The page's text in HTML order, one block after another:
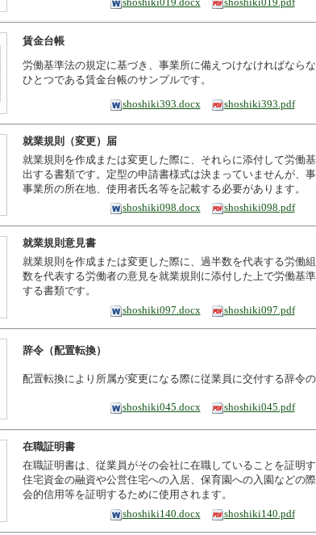
賃金台帳
労働基準法の規定に基づき、事業所に備えつけなければなら
ひとつである賃金台帳のサンプルです。
shoshiki393.docx
shoshiki393.pdf
就業規則（変更）届
就業規則を作成または変更した際に、それらに添付して労働
出する書類です。定型の申請書様式は決まっていませんが、事
事業所の所在地、使用者氏名等を記載する必要があります。
shoshiki098.docx
shoshiki098.pdf
就業規則意見書
就業規則を作成または変更した際に、過半数を代表する労働
数を代表する労働者の意見を就業規則に添付した上で労働基
する書類です。
shoshiki097.docx
shoshiki097.pdf
辞令（配置転換）
配置転換により所属が変更になる際に従業員に交付する辞令の
shoshiki045.docx shoshiki045.pdf
在職証明書
在職証明書は、従業員がその会社に在職していることを証明す
住宅資金の融資や公営住宅への入居、保育園への入園などの
会的信用等を証明するために使用されます。
shoshiki140.docx
shoshiki140.pdf